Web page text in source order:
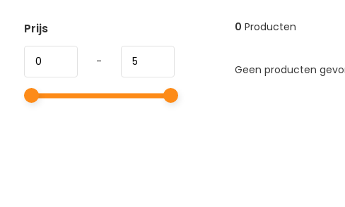
Prijs
-
0 Producten
Geen producten